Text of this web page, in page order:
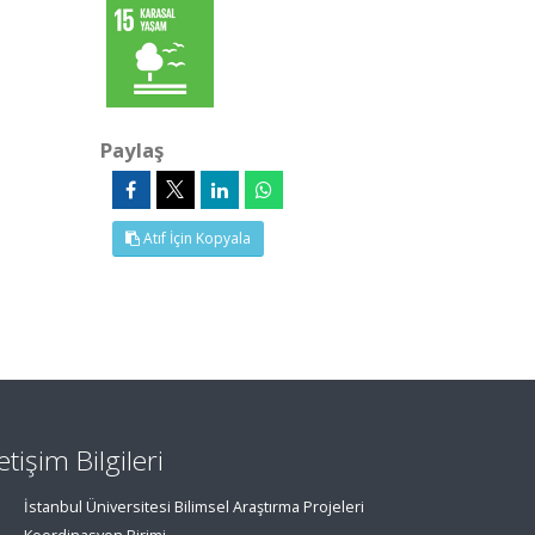
Paylaş
Atıf İçin Kopyala
Bilgileri
İstanbul Üniversitesi Bilimsel Araştırma Projeleri